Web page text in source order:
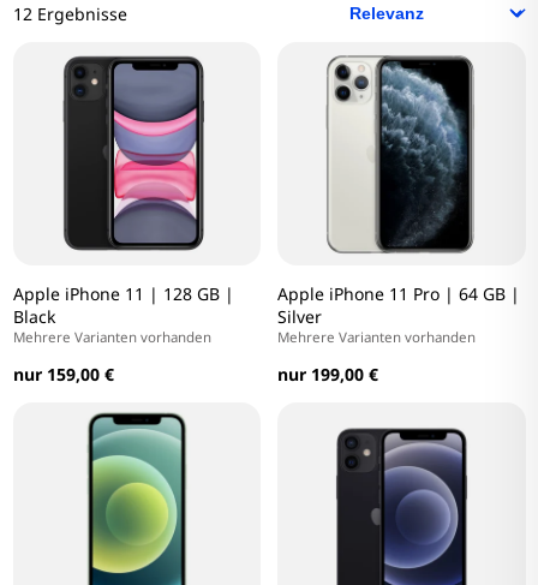
12 Ergebnisse
Apple iPhone 11 | 128 GB |
Black
Mehrere Varianten vorhanden
nur 159,00 €
Apple iPhone 11 Pro | 64 GB |
Silver
Mehrere Varianten vorhanden
nur 199,00 €